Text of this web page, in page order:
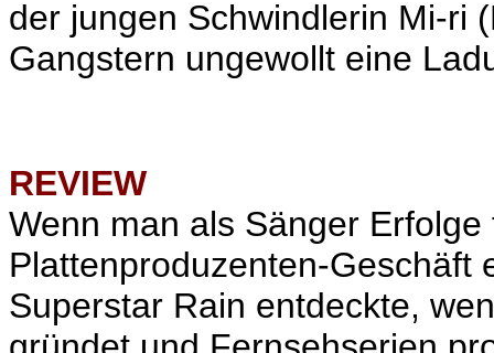
der jungen Schwindlerin Mi-ri (
Gangstern ungewollt eine
REVIEW
Wenn man als Sänger
Plattenproduzenten-Geschäft
Superstar Rain entdeckte,